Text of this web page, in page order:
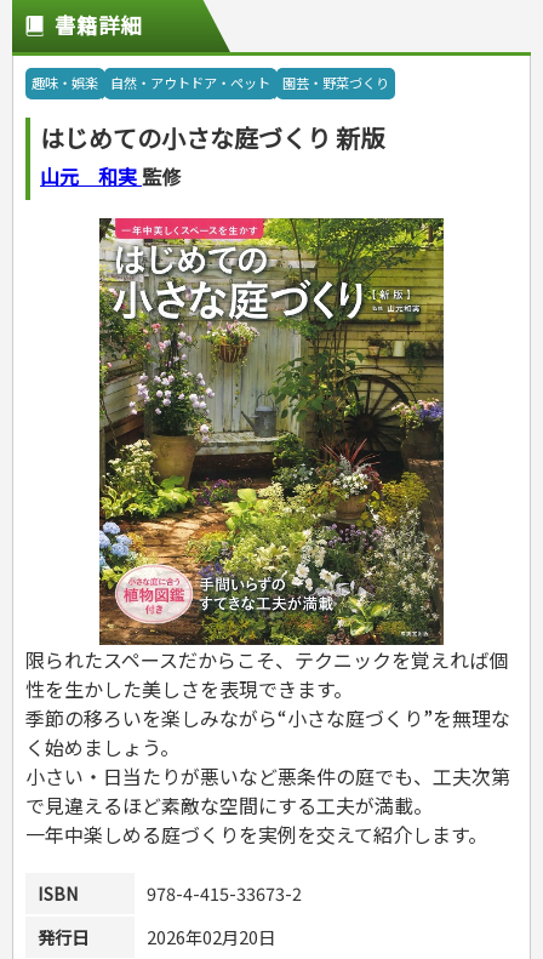
スポーツ
スポーツルール
野球
ゴルフ
ジュニアスポーツ
その他スポーツ
自然・アウトドア・ペット
アウトドア
犬・猫
園芸・野菜づくり
雑学
娯楽・ゲーム・占い
ナンプレ
ゲーム・マジック
家相・風水・占い
カルチャー・芸術・趣味
音楽・楽器
趣味・鑑賞・カメラ
俳句・詩・ことば
辞典
語学・旅行会話
運転免許
原付・二輪
その他免許
生活・暮らし
料理
料理・レシピ
各国料理
お弁当
健康メニュー・ダイエット
調理器具クッキング
お菓子・ケーキ・パン
飲み物・お酒
手芸・クラフト
ソーイング
クラフト
インテリア・ハウジング
収納・掃除・暮らし
美容・ファッション
ダイエット・エクササイズ
メイク・ネイル・ヘア
着物・着つけ
冠婚葬祭・手紙・ペン字
冠婚葬祭・スピーチ・マナー
手紙・ペン字
妊娠・出産・育児
妊娠・出産・育児
離乳食・幼児食・こどもレシピ
健康と保育
家庭医学・健康
ツボ・マッサージ
家庭医学・病気
健康知識
生活習慣病
看護・介護
看護一般
介護一般
保育・教育
パネルシアター
こどもの本
児童一般
おりがみ・あやとり
なぞなぞ・ゲーム
占い・心理ゲーム
のりもの・ずかん
読み物・絵本
音と光のでる絵本
学参・ドリル
夏休みドリル
総復習ドリル
学習・地図
自由研究・読書感想文
えんぴつちょう
就職活動
就職活動
公務員試験
資格試験
検定試験・資格試験
英語検定・TOEIC
漢字検定・数学検定
簿記検定
看護・薬学
ケアマネジャー
介護・社会福祉士
保育士
司法書士・社労士
行政書士・宅建
衛生管理・運行管理
建築・土木
電気・危険物
調理師
スキル・キャリアアップ
危険物取扱者
消防設備士
登録販売者
その他資格試験
ビジネス
経営・経済・法律
マネー・株・資産
ビジネス・法律
簿記・経理・税金・保険
その他ビジネス
自己啓発
自己啓発
ビジネス読み物
旅行・歴史
国内・海外旅行
国外旅行
国内旅行
散歩・グルメ
地理・歴史
地理・地図
歴史
成美文庫
その他文庫
ダイアリー
ダイアリー
プラチナダイアリー プレステージ
書籍詳細
趣味・娯楽 自然・アウトドア・ペット 園芸・野菜づくり
はじめての小さな庭づくり 新版
山元 和実 監修
限られたスペースだからこそ、テクニックを覚えれば個
性を生かした美しさを表現できます。
季節の移ろいを楽しみながら“小さな庭づくり”を無理な
く始めましょう。
小さい・日当たりが悪いなど悪条件の庭でも、工夫次第
で見違えるほど素敵な空間にする工夫が満載。
一年中楽しめる庭づくりを実例を交えて紹介します。
ISBN
978-4-415-33673-2
発行日
2026年02月20日